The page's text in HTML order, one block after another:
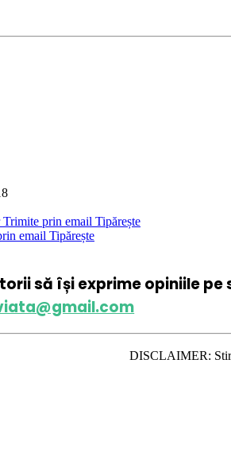
Trimite prin email Tipărește
email Tipărește
să își exprime opiniile
DISCLAIMER: